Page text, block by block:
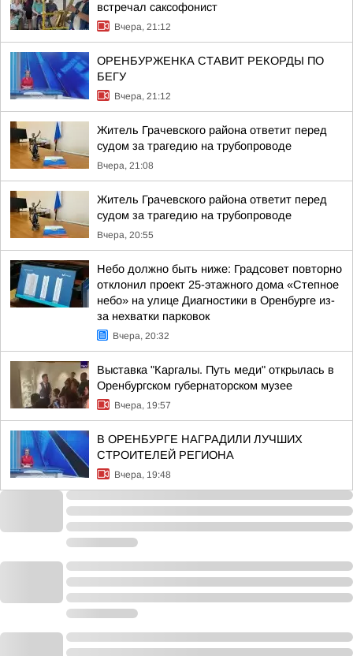
встречал саксофонист
Вчера, 21:12
ОРЕНБУРЖЕНКА СТАВИТ РЕКОРДЫ ПО
БЕГУ
Вчера, 21:12
Житель Грачевского района ответит перед
судом за трагедию на трубопроводе
Вчера, 21:08
Житель Грачевского района ответит перед
судом за трагедию на трубопроводе
Вчера, 20:55
Небо должно быть ниже: Градсовет повторно
отклонил проект 25-этажного дома «Степное
небо» на улице Диагностики в Оренбурге из-
за нехватки парковок
Вчера, 20:32
Выставка "Каргалы. Путь меди" открылась в
Оренбургском губернаторском музее
Вчера, 19:57
В ОРЕНБУРГЕ НАГРАДИЛИ ЛУЧШИХ
СТРОИТЕЛЕЙ РЕГИОНА
Вчера, 19:48